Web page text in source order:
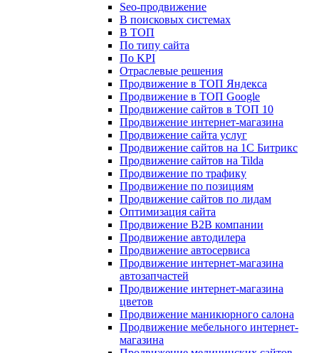
Seo-продвижение
В поисковых системах
В ТОП
По типу сайта
По KPI
Отраслевые решения
Продвижение в ТОП Яндекса
Продвижение в ТОП Google
Продвижение сайтов в ТОП 10
Продвижение интернет-магазина
Продвижение сайта услуг
Продвижение сайтов на 1С Битрикс
Продвижение сайтов на Tilda
Продвижение по трафику
Продвижение по позициям
Продвижение сайтов по лидам
Оптимизация сайта
Продвижение B2B компании
Продвижение автодилера
Продвижение автосервиса
Продвижение интернет-магазина
автозапчастей
Продвижение интернет-магазина
цветов
Продвижение маникюрного салона
Продвижение мебельного интернет-
магазина